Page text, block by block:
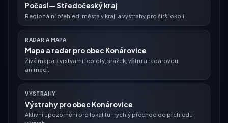
Počasí — Středočeský kraj
Regionální přehled, města v kraji a výstrahy pro širší okolí.
RADAR A MAPA
Mapa a radar pro obec Konárovice
Živá mapa s vrstvami teploty, srážek, větru a radarovou
animací.
VÝSTRAHY
Výstrahy pro obec Konárovice
Aktivní upozornění pro lokalitu i rychlý přechod do přehledu